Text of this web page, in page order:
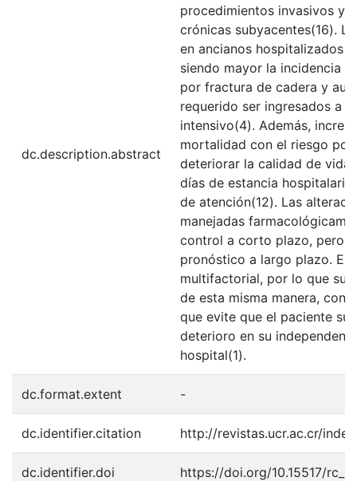
dc.description.abstract
procedimientos invasivos y
crónicas subyacentes(16).
en ancianos hospitalizados
siendo mayor la incidencia
por fractura de cadera y
requerido ser ingresados a
intensivo(4). Además,
mortalidad con el riesgo
deteriorar la calidad de vida
días de estancia
de atención(12). Las
manejadas
control a corto plazo, pero
pronóstico a largo plazo. Es
multifactorial, por lo que su
de esta misma manera, con
que evite que el paciente
deterioro en su
hospital(1).
dc.format.extent -
dc.identifier.citation http://revistas.ucr.ac.cr/
dc.identifier.doi https://doi.org/10.15517/